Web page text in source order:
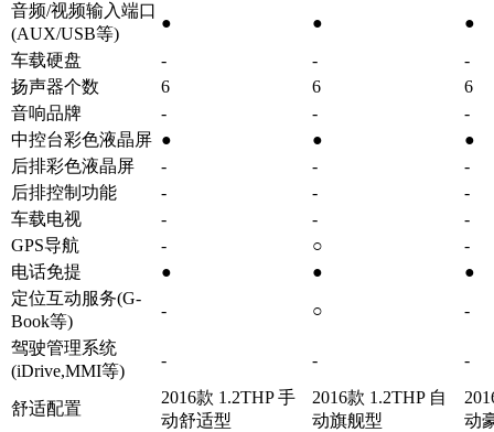
音频/视频输入端口
(AUX/USB等)
● ●
●
车载硬盘
- -
-
扬声器个数
6 6
6
音响品牌
- -
-
中控台彩色液晶屏 ● ●
●
后排彩色液晶屏
- -
-
后排控制功能
- -
-
车载电视
- -
-
GPS导航
- ○
-
电话免提
● ●
●
定位互动服务(G-
Book等)
- ○
-
驾驶管理系统
(iDrive,MMI等)
- - -
舒适配置
2016款 1.2THP 手
动舒适型
2016款 1.2THP 自
动旗舰型
动